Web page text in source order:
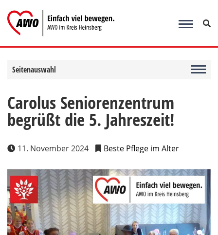
Inhalt
springen
Seitenauswahl
Carolus Seniorenzentrum
begrüßt die 5. Jahreszeit!
11. November 2024 Beste Pflege im Alter